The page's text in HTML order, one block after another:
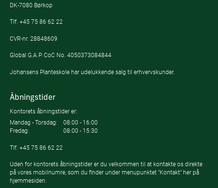
DK-7080 Børkop
Tlf. +45 75 86 62 22
CVR-nr. 28848609
Global G.A.P. CoC No. 4050373084844
Johansens Planteskole har udelukkende salg til erhvervskunder.
Åbningstider
Kontorets åbningstider er:
Mandag - Torsdag:
08:00 - 16:00
Fredag:
08:00 - 15:30
Tlf. +45 75 86 62 22
Uden for kontorets åbningstider er du velkommen til at kontakte os direkte
på vores mobilnumre, som du finder under menupunktet "Kontakt" her på
hjemmesiden.